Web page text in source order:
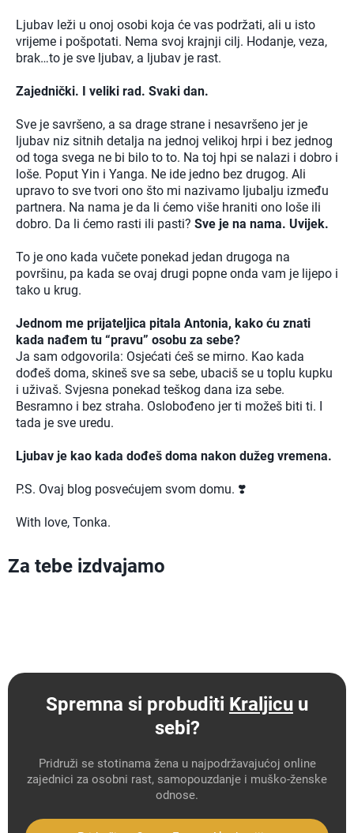
Ljubav leži u onoj osobi koja će vas podržati, ali u isto
vrijeme i pošpotati. Nema svoj krajnji cilj. Hodanje, veza,
brak…to je sve ljubav, a ljubav je rast.
Zajednički. I veliki rad. Svaki dan.
Sve je savršeno, a sa drage strane i nesavršeno jer je
ljubav niz sitnih detalja na jednoj velikoj hrpi i bez jednog
od toga svega ne bi bilo to to. Na toj hpi se nalazi i dobro i
loše. Poput Yin i Yanga. Ne ide jedno bez drugog. Ali
upravo to sve tvori ono što mi nazivamo ljubalju između
partnera. Na nama je da li ćemo više hraniti ono loše ili
dobro. Da li ćemo rasti ili pasti? Sve je na nama. Uvijek.
To je ono kada vučete ponekad jedan drugoga na
površinu, pa kada se ovaj drugi popne onda vam je lijepo i
tako u krug.
Jednom me prijateljica pitala Antonia, kako ću znati
kada nađem tu “pravu” osobu za sebe?
Ja sam odgovorila: Osjećati ćeš se mirno. Kao kada
dođeš doma, skineš sve sa sebe, ubaciš se u toplu kupku
i uživaš. Svjesna ponekad teškog dana iza sebe.
Besramno i bez straha. Oslobođeno jer ti možeš biti ti. I
tada je sve uredu.
Ljubav je kao kada dođeš doma nakon dužeg vremena.
P.S. Ovaj blog posvećujem svom domu. ❣️
With love, Tonka.
Za tebe izdvajamo
Spremna si probuditi Kraljicu u
sebi?
Pridruži se stotinama žena u najpodržavajućoj online
zajednici za osobni rast, samopouzdanje i muško-ženske
odnose.